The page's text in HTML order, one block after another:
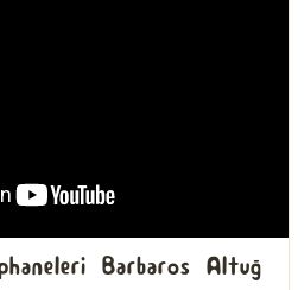
Barbaros Altuğ